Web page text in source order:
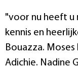
"voor nu heeft u
kennis en
Bouazza. Moses
Adichie. Nadine